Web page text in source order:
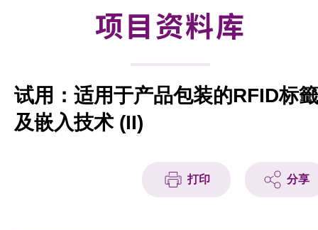
征求研发项目计划书
项目伙伴
项目资料库
试用：适用于产品包装的RFID标籤
及嵌入技术 (II)
打印 分享